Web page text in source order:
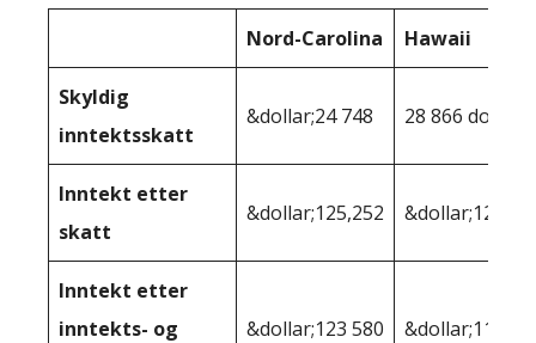
Nord-Carolina Hawaii
Skyldig
inntektsskatt
&dollar;24 748 28 866 dollar
Inntekt etter
skatt
&dollar;125,252
Inntekt etter
inntekts- og
&dollar;123 580 &dollar;118